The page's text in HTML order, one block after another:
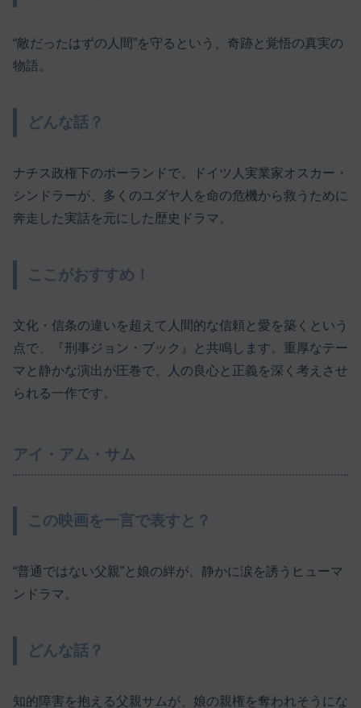
“敵だったはずの人間”を守るという、奇跡と覚悟の真実の
物語。
どんな話？
ナチス政権下のポーランドで、ドイツ人実業家オスカー・
シンドラーが、多くのユダヤ人を命の危機から救うために
奔走した実話を元にした歴史ドラマ。
ここがおすすめ！
文化・信条の違いを超えて人間的な信頼と愛を築くという
点で、『刑事ジョン・ブック』と共鳴します。重厚なテー
マと静かな演出が圧巻で、人の良心と正義を深く考えさせ
られる一作です。
アイ・アム・サム
この映画を一言で表すと？
“普通ではない父親”と娘の絆が、静かに涙を誘うヒューマ
ンドラマ。
どんな話？
知的障害を抱える父親サムが、娘の親権を奪われそうにな